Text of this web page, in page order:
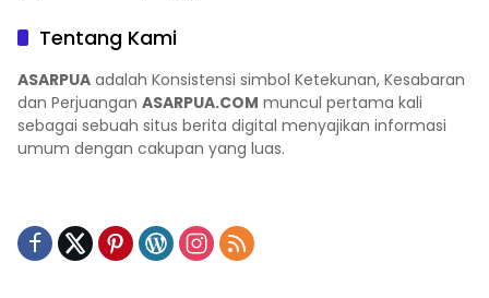
Tentang Kami
ASARPUA adalah Konsistensi simbol Ketekunan, Kesabaran
dan Perjuangan ASARPUA.COM muncul pertama kali
sebagai sebuah situs berita digital menyajikan informasi
umum dengan cakupan yang luas.